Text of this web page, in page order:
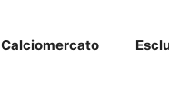
Calciomercato